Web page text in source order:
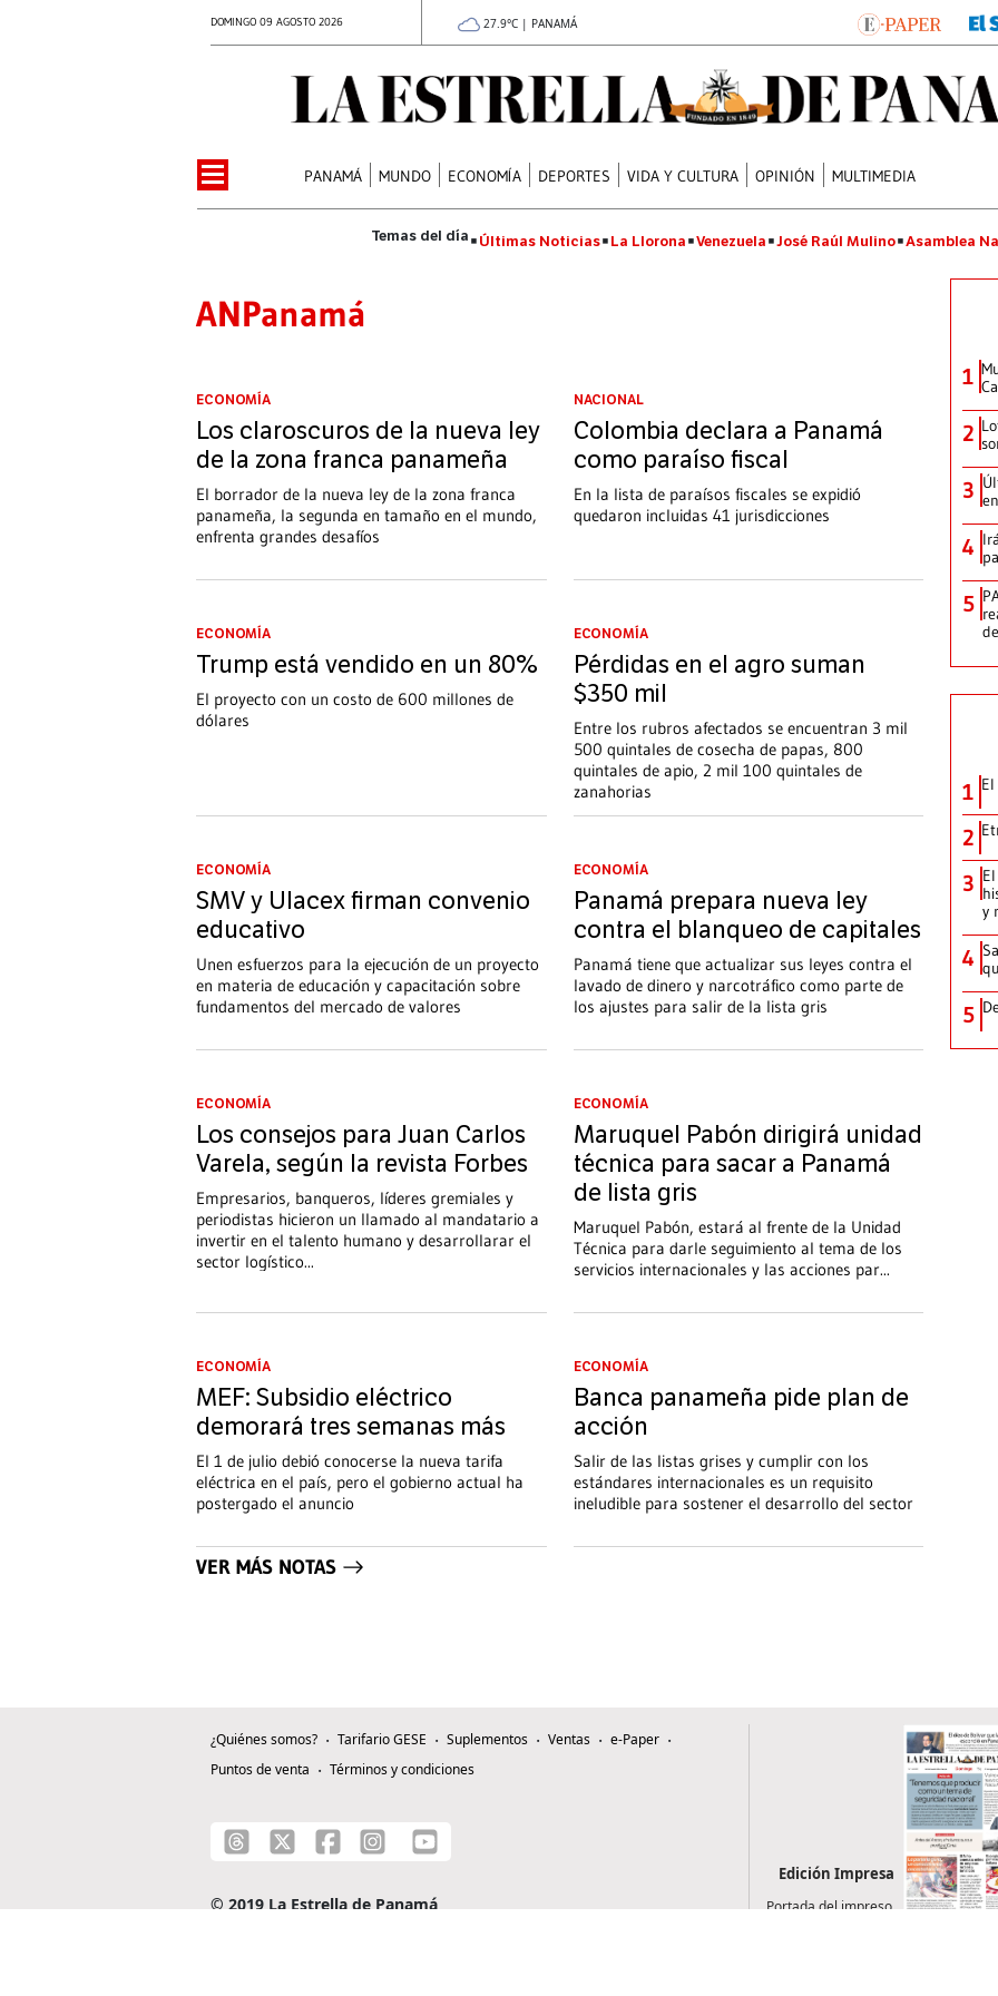
DOMINGO 09 AGOSTO 2026 27.9°C | PANAMÁ
PANAMÁ MUNDO ECONOMÍA DEPORTES VIDA Y CULTURA OPINIÓN MULTIMEDIA
Últimas Noticias La Llorona Venezuela José Raúl Mulino Asamblea
ANPanamá
ECONOMÍA
Los claroscuros de la nueva ley
de la zona franca panameña
El borrador de la nueva ley de la zona franca
panameña, la segunda en tamaño en el mundo,
enfrenta grandes desafíos
NACIONAL
Colombia declara a Panamá
como paraíso fiscal
En la lista de paraísos fiscales se expidió
quedaron incluidas 41 jurisdicciones
ECONOMÍA
Trump está vendido en un 80%
El proyecto con un costo de 600 millones de
dólares
ECONOMÍA
Pérdidas en el agro suman
$350 mil
Entre los rubros afectados se encuentran 3 mil
500 quintales de cosecha de papas, 800
quintales de apio, 2 mil 100 quintales de
zanahorias
ECONOMÍA
SMV y Ulacex firman convenio
educativo
Unen esfuerzos para la ejecución de un proyecto
en materia de educación y capacitación sobre
fundamentos del mercado de valores
ECONOMÍA
Panamá prepara nueva ley
contra el blanqueo de capitales
Panamá tiene que actualizar sus leyes contra el
lavado de dinero y narcotráfico como parte de
los ajustes para salir de la lista gris
ECONOMÍA
Los consejos para Juan Carlos
Varela, según la revista Forbes
Empresarios, banqueros, líderes gremiales y
periodistas hicieron un llamado al mandatario a
invertir en el talento humano y desarrollarar el
sector logístico...
ECONOMÍA
Maruquel Pabón dirigirá unidad
técnica para sacar a Panamá
de lista gris
Maruquel Pabón, estará al frente de la Unidad
Técnica para darle seguimiento al tema de los
servicios internacionales y las acciones par...
ECONOMÍA
MEF: Subsidio eléctrico
demorará tres semanas más
El 1 de julio debió conocerse la nueva tarifa
eléctrica en el país, pero el gobierno actual ha
postergado el anuncio
ECONOMÍA
Banca panameña pide plan de
acción
Salir de las listas grises y cumplir con los
estándares internacionales es un requisito
ineludible para sostener el desarrollo del sector
VER MÁS NOTAS
1
2
3
4
5
1
2
3
y
4
5
¿Quiénes somos? Tarifario GESE Suplementos Ventas
e-Paper
Puntos de venta
Términos y condiciones
© 2019 La Estrella de Panamá
Edición Impresa
Portada del impreso